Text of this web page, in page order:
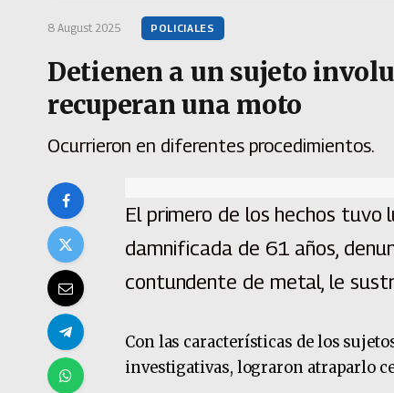
8 August 2025 POLICIALES
Detienen a un sujeto
recuperan una moto
Ocurrieron en diferentes procedimientos.
El primero de los hechos tuvo
damnificada de 61 años,
contundente de metal, le
Con las características de los
investigativas, lograron atraparlo